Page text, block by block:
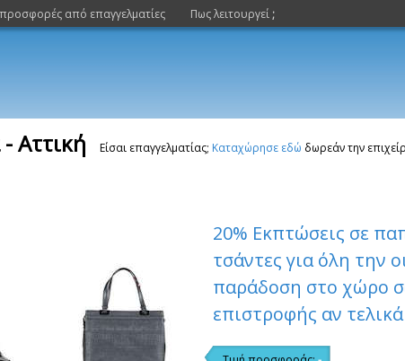
από επαγγελματίες Πως λειτουργεί ;
Αττική Είσαι επαγγελματίας; Καταχώρησε εδώ δωρεάν την
20% Εκπτώσεις σε
τσάντες για όλη την
παράδοση στο χώρο
επιστροφής αν